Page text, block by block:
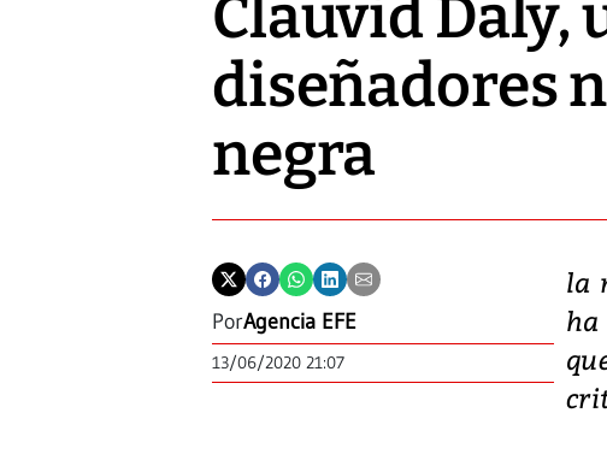
Clauvid Daly,
diseñadores
negra
PorAgencia EFE
13/06/2020 21:07
la
ha